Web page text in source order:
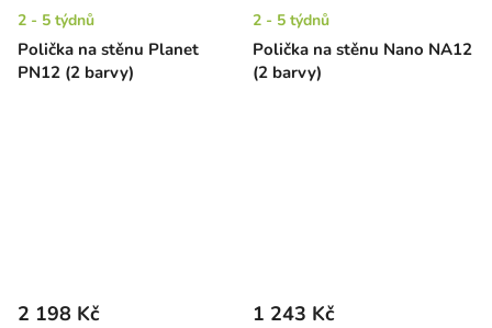
Polička na stěnu Planet
PN12 (2 barvy)
2 - 5 týdnů
Polička na stěnu Nano NA12
(2 barvy)
2 - 5 týdnů
2 198 Kč 1 243 Kč